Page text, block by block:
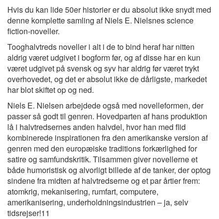
Hvis du kan lide 50er historier er du absolut ikke snydt med
denne komplette samling af Niels E. Nielsnes science
fiction-noveller.
Tooghalvtreds noveller i alt i de to bind heraf har nitten
aldrig været udgivet i bogform før, og af disse har en kun
været udgivet på svensk og syv har aldrig før været trykt
overhovedet, og det er absolut ikke de dårligste, markedet
har blot skiftet op og ned.
Niels E. Nielsen arbejdede også med novelleformen, der
passer så godt til genren. Hovedparten af hans produktion
lå i halvtredsernes anden halvdel, hvor han med flid
kombinerede inspirationen fra den amerikanske version af
genren med den europæiske traditions forkærlighed for
satire og samfundskritik. Tilsammen giver novellerne et
både humoristisk og alvorligt billede af de tanker, der optog
sindene fra midten af halvtredserne og et par årtier frem:
atomkrig, mekanisering, rumfart, computere,
amerikanisering, underholdningsindustrien – ja, selv
tidsrejser!11